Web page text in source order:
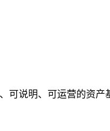
可说明、可运营的资产